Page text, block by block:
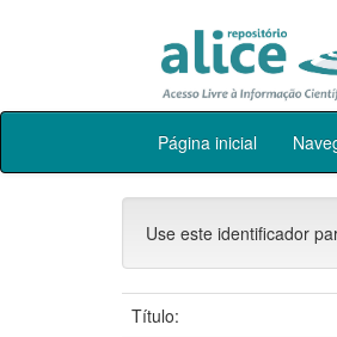
Skip
Página inicial
Use este identificador
Título: